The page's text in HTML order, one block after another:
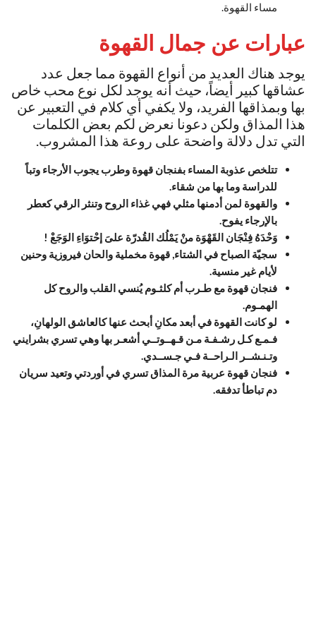
مساء القهوة.
عبارات عن جمال القهوة
يوجد هناك العديد من أنواع القهوة مما جعل عدد
عشاقها كبير أيضاً، حيث أنه يوجد لكل نوع محب خاص
بها وبمذاقها الفريد، ولا يكفي أي كلام في التعبير عن
هذا المذاق ولكن دعونا نعرض لكم بعض الكلمات
التي تدل دلالة واضحة على روعة هذا المشروب.
تتلخص عذوبة المساء بفنجان قهوة وطرب يجوب الأرجاء وتباً
للدراسة وما بها من شقاء.
والقهوة لمن أدمنها مثلي فهي غذاء الروح وتنثر الرقي كعطر
بالإرجاء يفوح.
وَحْدَهُ فِنْجَان القَهْوَة منْ يَمْلُك القُدرّة علىَ إحْتوَاءِ الوَجَعْ ! ‏
سجيّة الصباح في الشتاء, قهوة مخملية والحان فيروزية وحنين
لأيام غير منسية.
فنجان قهوة مع طـرب أم كلثـوم يُنسي القلب والروح كل
الهمـوم.
لو كانت القهوة في أبعد مكانِ أبحث عنها كالعاشق الولهانِ،
فـمـع كـل رشـفـة مـن قـهــوتــي أشعـر بها وهي تسري بشرايني
وتـنـشــر الـراحــة فـي جـســدي.
فنجان قهوة عربية مرة المذاق تسري في أوردتي وتعيد سريان
دم تباطأ تدفقه.